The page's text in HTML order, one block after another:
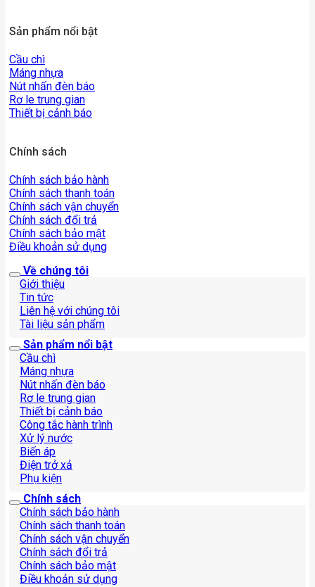
Sản phẩm nổi bật
Cầu chì
Máng nhựa
Nút nhấn đèn báo
Rơ le trung gian
Thiết bị cảnh báo
Chính sách
Chính sách bảo hành
Chính sách thanh toán
Chính sách vận chuyển
Chính sách đổi trả
Chính sách bảo mật
Điều khoản sử dụng
Về chúng tôi
Giới thiệu
Tin tức
Liên hệ với chúng tôi
Tài liệu sản phẩm
Sản phẩm nổi bật
Cầu chì
Máng nhựa
Nút nhấn đèn báo
Rơ le trung gian
Thiết bị cảnh báo
Công tắc hành trình
Xử lý nước
Biến áp
Điện trở xả
Phụ kiện
Chính sách
Chính sách bảo hành
Chính sách thanh toán
Chính sách vận chuyển
Chính sách đổi trả
Chính sách bảo mật
Điều khoản sử dụng